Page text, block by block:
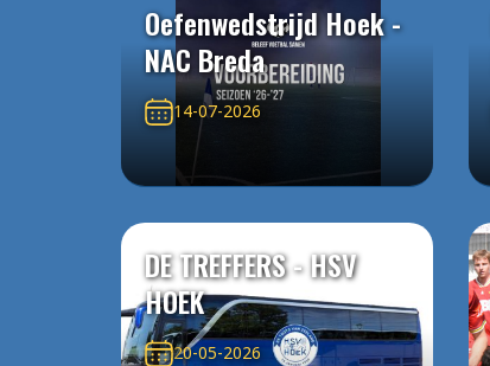
Oefenwedstrijd Hoek -
NAC Breda
14-07-2026
DE TREFFERS - HSV
HOEK
20-05-2026